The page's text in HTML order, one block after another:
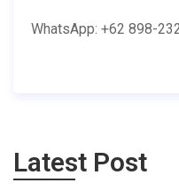
WhatsApp: +62 898-
Latest Post